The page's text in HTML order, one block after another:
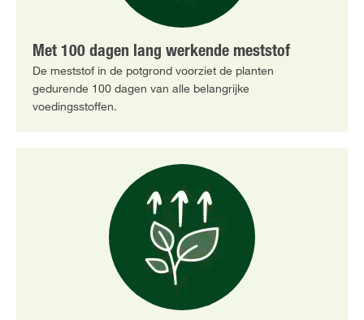
Met 100 dagen lang werkende meststof
De meststof in de potgrond voorziet de planten
gedurende 100 dagen van alle belangrijke
voedingsstoffen.